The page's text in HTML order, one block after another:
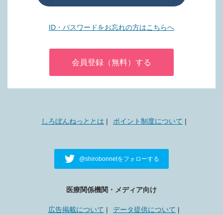
ID・パスワードをお忘れの方はこちらへ
会員登録（無料）する
しろぼんねっととは ポイント制度について
@shirobonnetをフォローする
医療関係機関・メディア向け
広告掲載について データ提供について